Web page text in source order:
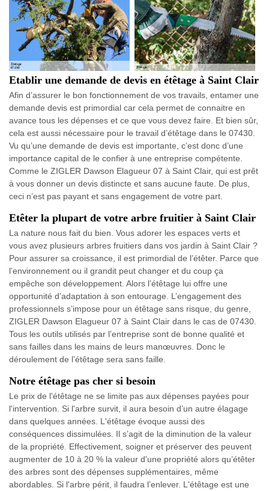
Etablir une demande de devis en étêtage à Saint Clair
Afin d’assurer le bon fonctionnement de vos travails, entamer une
demande devis est primordial car cela permet de connaitre en
avance tous les dépenses et ce que vous devez faire. Et bien sûr,
cela est aussi nécessaire pour le travail d’étêtage dans le 07430.
Vu qu’une demande de devis est importante, c’est donc d’une
importance capital de le confier à une entreprise compétente.
Comme le ZIGLER Dawson Elagueur 07 à Saint Clair, qui est prêt
à vous donner un devis distincte et sans aucune faute. De plus,
ceci n’est pas payant et sans engagement de votre part.
Etêter la plupart de votre arbre fruitier à Saint Clair
La nature nous fait du bien. Vous adorer les espaces verts et
vous avez plusieurs arbres fruitiers dans vos jardin à Saint Clair ?
Pour assurer sa croissance, il est primordial de l’étêter. Parce que
l’environnement ou il grandit peut changer et du coup ça
empêche son développement. Alors l’étêtage lui offre une
opportunité d’adaptation à son entourage. L’engagement des
professionnels s’impose pour un étêtage sans risque, du genre,
ZIGLER Dawson Elagueur 07 à Saint Clair dans le cas de 07430.
Tous les outils utilisés par l’entreprise sont de bonne qualité et
sans failles dans les mains de leurs manœuvres. Donc le
déroulement de l’étêtage sera sans faille.
Notre étêtage pas cher si besoin
Le prix de l'étêtage ne se limite pas aux dépenses payées pour
l'intervention. Si l'arbre survit, il aura besoin d’un autre élagage
dans quelques années. L'étêtage évoque aussi des
conséquences dissimulées. Il s’agit de la diminution de la valeur
de la propriété. Effectivement, soigner et préserver des peuvent
augmenter de 10 à 20 % la valeur d'une propriété alors qu’étêter
des arbres sont des dépenses supplémentaires, même
abordables. Si l'arbre périt, il faudra l’enlever. L'étêtage est une